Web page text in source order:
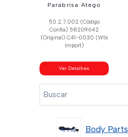
Parabrisa Atego
50.2.7.002 (Código
Confia) 58209642
(Original) C41-0030 (Wtk
Import)
Ver Detalhes
Body Parts